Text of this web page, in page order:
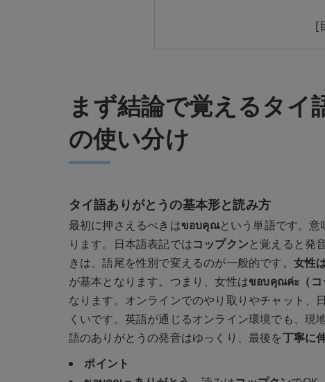
タイ語ありがとうはこの
まず結論で覚えるタイ
の使い分け
タイ語ありがとうの基本形と読み方
最初に押さえるべきはขอบคุณという単語です。
ります。日本語表記ではコップクンと覚えると発
きは、語尾を性別で変えるのが一般的です。 女性
が基本となります。つまり、女性はขอบคุณค่ะ（コ
なります。オンラインでのやり取りやチャット、
くいです。英語が通じるオンライン環境でも、
語のありがとうの発音はゆっくり、最後を丁寧に
ポイント